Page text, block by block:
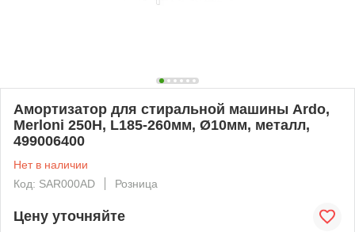
Амортизатор для стиральной машины Ardo,
Merloni 250H, L185-260мм, Ø10мм, металл,
499006400
Нет в наличии
Код: SAR000AD
Розница
Цену уточняйте